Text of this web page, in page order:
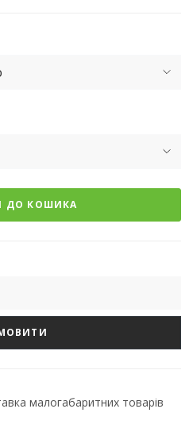
ДО КОШИКА
малогабаритних товарів